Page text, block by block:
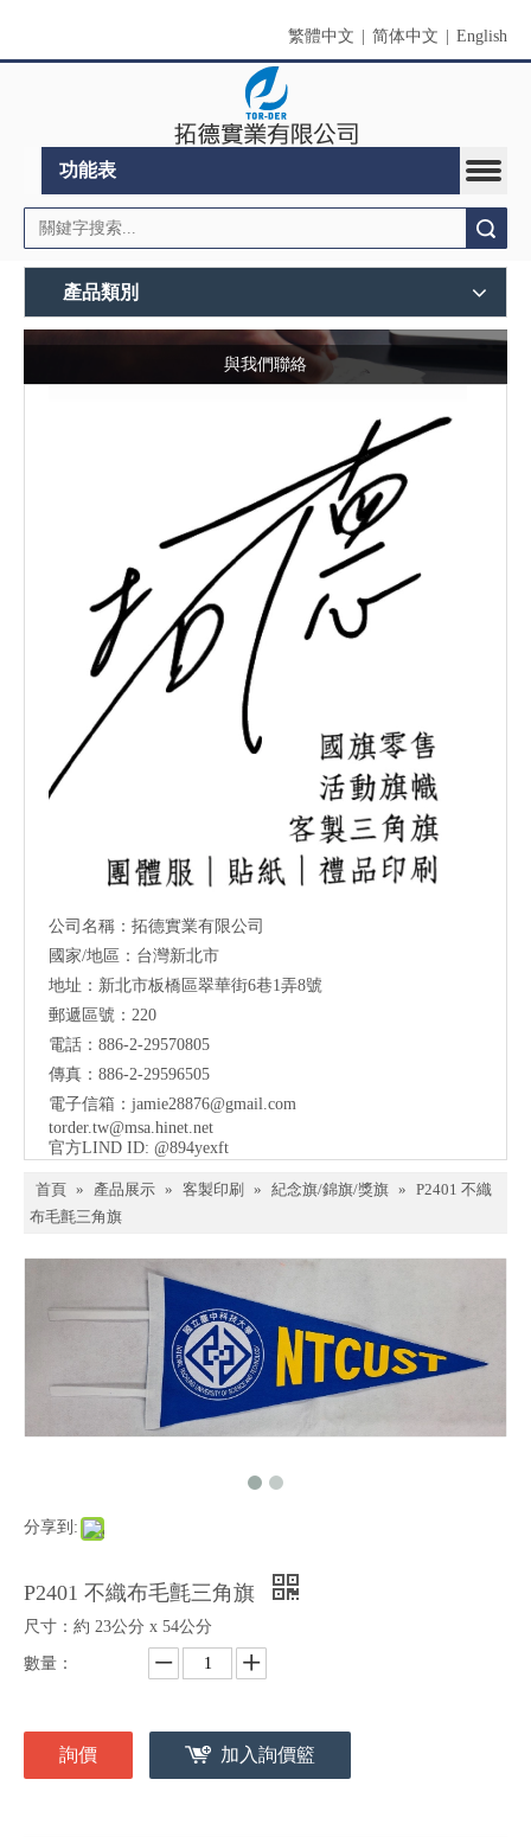
繁體中文 简体中文 English
功能表
產品類別
與我們聯絡
公司名稱：拓德實業有限公司
國家/地區：台灣新北市
地址：新北市板橋區翠華街6巷1弄8號
郵遞區號：220
電話：886-2-29570805
傳真：886-2-29596505
電子信箱： jamie28876@gmail.com
torder.tw@msa.hinet.net
官方LIND ID: @894yexft
首頁 » 產品展示 » 客製印刷 » 紀念旗/錦旗/獎旗 » P2401 不織
布毛氈三角旗
分享到:
P2401 不織布毛氈三角旗
尺寸：約 23公分 x 54公分
數量：
詢價 加入詢價籃